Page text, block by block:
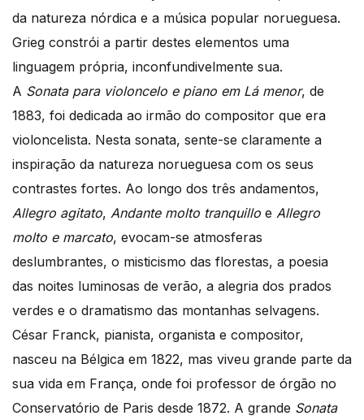
da natureza nórdica e a música popular norueguesa.
Grieg constrói a partir destes elementos uma
linguagem própria, inconfundivelmente sua.
A Sonata para violoncelo e piano em Lá menor, de
1883, foi dedicada ao irmão do compositor que era
violoncelista. Nesta sonata, sente-se claramente a
inspiração da natureza norueguesa com os seus
contrastes fortes. Ao longo dos três andamentos,
Allegro agitato, Andante molto tranquillo e Allegro
molto e marcato, evocam-se atmosferas
deslumbrantes, o misticismo das florestas, a poesia
das noites luminosas de verão, a alegria dos prados
verdes e o dramatismo das montanhas selvagens.
César Franck, pianista, organista e compositor,
nasceu na Bélgica em 1822, mas viveu grande parte da
sua vida em França, onde foi professor de órgão no
Conservatório de Paris desde 1872. A grande Sonata